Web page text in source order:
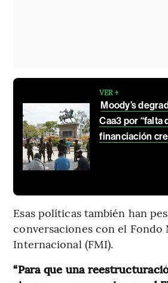
VER +
Moody’s
Caa3 por “falta
financiación
Esas políticas también han
conversaciones con el Fondo
Internacional (FMI).
“Para que una